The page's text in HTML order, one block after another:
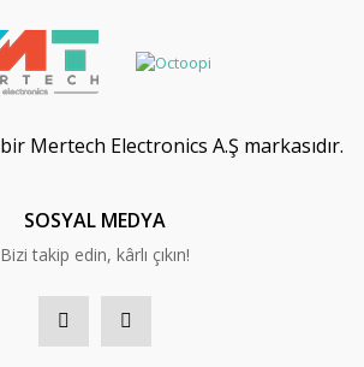
bir Mertech Electronics A.Ş markasıdır.
SOSYAL MEDYA
Bizi takip edin, kârlı çıkın!